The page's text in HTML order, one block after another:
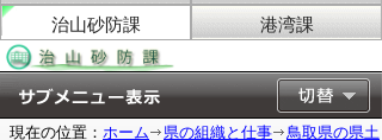
治山砂防課
港湾課
現在の位置： ホーム 県の組織と仕事
鳥取県の県土